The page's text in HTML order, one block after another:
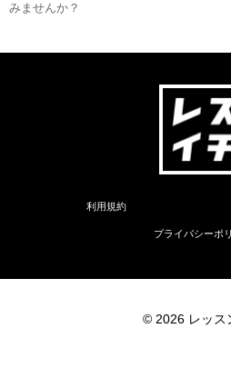
みませんか？
利用規約
プライバシーポ
© 2026 レッス